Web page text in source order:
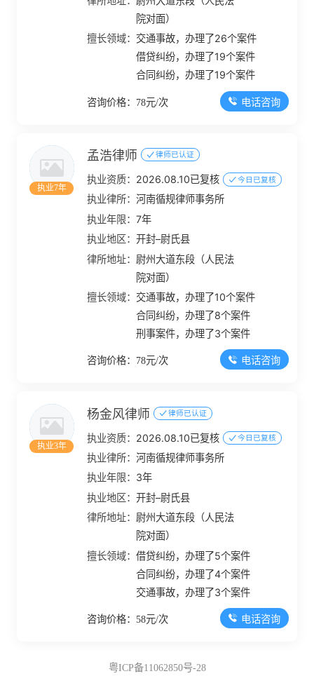
院对面）
擅长领域： 交通事故，办理了26个案件
借贷纠纷，办理了19个案件
合同纠纷，办理了19个案件
咨询价格：78元/次 电话咨询
执业7年
孟浩律师 律师已认证
执业资质： 2026.08.10已复核 今日已复核
执业律所：河南循规律师事务所
执业年限：7年
执业地区：开封–尉氏县
律所地址： 尉州大道东段（人民法
院对面）
擅长领域： 交通事故，办理了10个案件
合同纠纷，办理了8个案件
刑事案件，办理了3个案件
咨询价格：78元/次 电话咨询
执业3年
杨金风律师 律师已认证
执业资质： 2026.08.10已复核 今日已复核
执业律所：河南循规律师事务所
执业年限： 3年
执业地区：开封–尉氏县
律所地址： 尉州大道东段（人民法
院对面）
擅长领域：借贷纠纷，办理了5个案件
合同纠纷，办理了4个案件
交通事故，办理了3个案件
咨询价格：58元/次 电话咨询
粤ICP备11062850号-28